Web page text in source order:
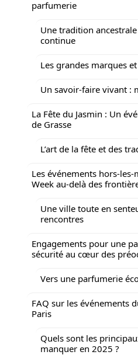
parfumerie
Une tradition
continue
Les grandes marques
Un savoir-faire vivant :
La Fête du Jasmin : Un
de Grasse
L’art de la fête et des
Les événements hors-
Week au-delà des
Une ville toute en
rencontres
Engagements pour une
sécurité au cœur des
Vers une parfumerie
FAQ sur les événements
Paris
Quels sont les
manquer en 2025 ?